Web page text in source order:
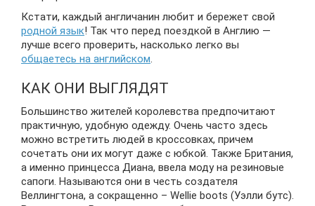
Кстати, каждый англичанин любит и бережет свой
родной язык! Так что перед поездкой в Англию —
лучше всего проверить, насколько легко вы
общаетесь на английском.
КАК ОНИ ВЫГЛЯДЯТ
Большинство жителей королевства предпочитают
практичную, удобную одежду. Очень часто здесь
можно встретить людей в кроссовках, причем
сочетать они их могут даже с юбкой. Также Британия,
а именно принцесса Диана, ввела моду на резиновые
сапоги. Называются они в честь создателя
Веллингтона, а сокращенно – Wellie boots (Уэлли бутс).